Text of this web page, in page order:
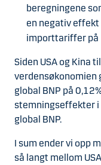
beregningene
en negativ effekt
importtariffer på
Siden USA og Kina
verdensøkonomien
global BNP på
stemningseffekter i
global BNP.
I sum ender vi opp
så langt mellom